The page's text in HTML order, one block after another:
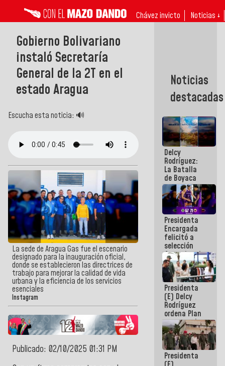
Chávez invicto Noticias ↓
Gobierno Bolivariano
instaló Secretaría
General de la 2T en el
estado Aragua
Escucha esta noticia: 🔊
La sede de Aragua Gas fue el escenario
designado para la inauguración oficial,
donde se establecieron las directrices de
trabajo para mejorar la calidad de vida
urbana y la eficiencia de los servicios
esenciales
Instagram
Publicado: 02/10/2025 01:31 PM
Noticias
destacadas
Delcy
Rodríguez:
La Batalla
de Boyaca
representa
un capítulo
decisivo en
la gesta
emancipadora
de nuestra
América
Presidenta
Encargada
felicitó a
selección
femenina de
baloncesto
por su
clasificación
a la
AmeriCup
2027
Presidenta
(E) Delcy
Rodríguez
ordena Plan
maestro de
desarrollo
logístico y
turístico
para La
Presidenta